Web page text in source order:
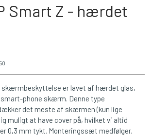
Smart Z - hærdet
skærmbeskyttelse er lavet af hærdet glas,
phone skærm. Denne type
det meste af skærmen (kun lige
muligt at have cover på, hvilket vi altid
0,3 mm tykt. Monteringssæt medfølger.